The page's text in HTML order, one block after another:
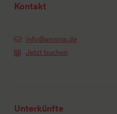
Kontakt
info@arcona.de
Jetzt buchen
Unterkünfte